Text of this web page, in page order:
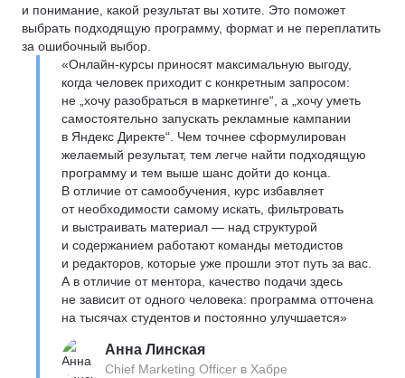
и понимание, какой результат вы хотите. Это поможет
выбрать подходящую программу, формат и не переплатить
за ошибочный выбор.
«Онлайн-курсы приносят максимальную выгоду,
когда человек приходит с конкретным запросом:
не „хочу разобраться в маркетинге“, а „хочу уметь
самостоятельно запускать рекламные кампании
в Яндекс Директе“. Чем точнее сформулирован
желаемый результат, тем легче найти подходящую
программу и тем выше шанс дойти до конца.
В отличие от самообучения, курс избавляет
от необходимости самому искать, фильтровать
и выстраивать материал — над структурой
и содержанием работают команды методистов
и редакторов, которые уже прошли этот путь за вас.
А в отличие от ментора, качество подачи здесь
не зависит от одного человека: программа отточена
на тысячах студентов и постоянно улучшается»
Анна Линская
Chief Marketing Officer в Хабре